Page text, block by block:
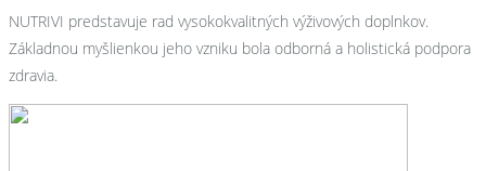
NUTRIVI predstavuje rad vysokokvalitných výživových doplnkov.
Základnou myšlienkou jeho vzniku bola odborná a holistická podpora
zdravia.